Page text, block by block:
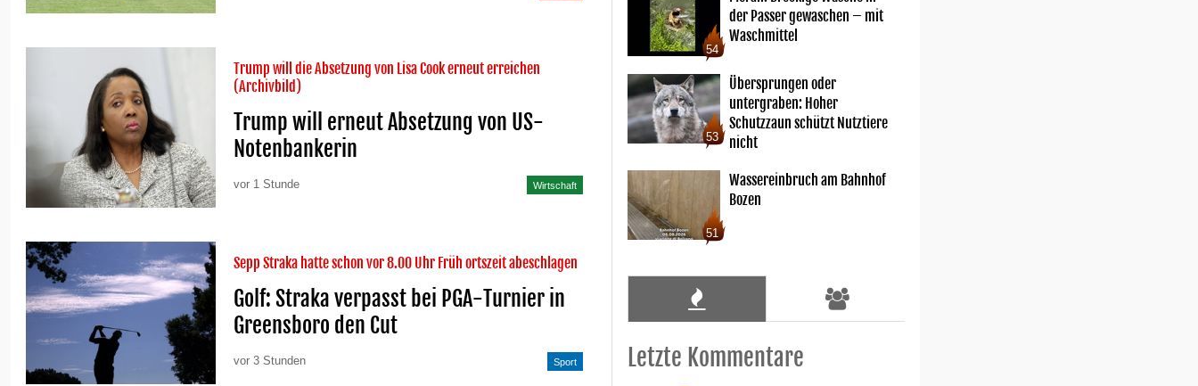
Trump will die Absetzung von Lisa Cook erneut erreichen
(Archivbild)
Trump will erneut Absetzung von US-
Notenbankerin
vor 1 Stunde Wirtschaft
Sepp Straka hatte schon vor 8.00 Uhr Früh ortszeit abeschlagen
Golf: Straka verpasst bei PGA-Turnier in
Greensboro den Cut
vor 3 Stunden Sport
54
der Passer gewaschen – mit
Waschmittel
53
Übersprungen oder
untergraben: Hoher
Schutzzaun schützt Nutztiere
nicht
51
Wassereinbruch am Bahnhof
Bozen
Letzte Kommentare